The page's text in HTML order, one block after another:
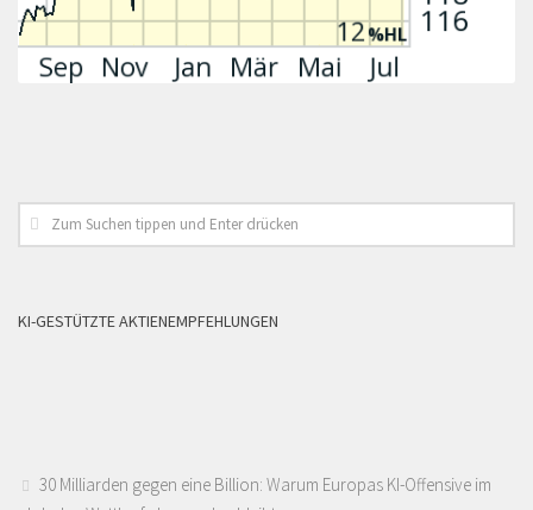
KI-GESTÜTZTE AKTIENEMPFEHLUNGEN
30 Milliarden gegen eine Billion: Warum Europas KI-Offensive im